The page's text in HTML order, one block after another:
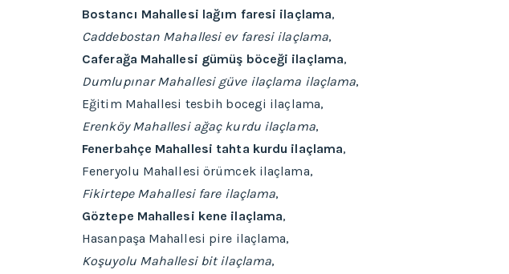
Bostancı Mahallesi lağım faresi ilaçlama,
Caddebostan Mahallesi ev faresi ilaçlama,
Caferağa Mahallesi gümüş böceği ilaçlama,
Dumlupınar Mahallesi güve ilaçlama ilaçlama,
Eğitim Mahallesi tesbih bocegi ilaçlama,
Erenköy Mahallesi ağaç kurdu ilaçlama,
Fenerbahçe Mahallesi tahta kurdu ilaçlama,
Feneryolu Mahallesi örümcek ilaçlama,
Fikirtepe Mahallesi fare ilaçlama,
Göztepe Mahallesi kene ilaçlama,
Hasanpaşa Mahallesi pire ilaçlama,
Koşuyolu Mahallesi bit ilaçlama,